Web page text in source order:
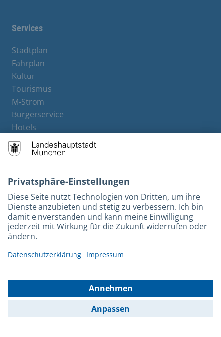
Services
Stadtplan
Fahrplan
Kultur
Tourismus
M-Strom
Bürgerservice
Hotels
Barrierefreiheit
Leichte Sprache
Gebärdensprache
Datenschutz
Kontakt
© 2026 Portal München Betriebs GmbH & Co. KG - Ein Service der
Landeshauptstadt München und der Stadtwerke München GmbH